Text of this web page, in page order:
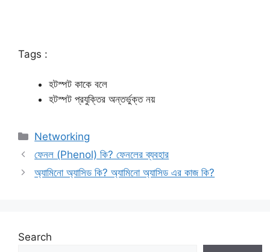
Tags :
হটস্পট কাকে বলে
হটস্পট প্রযুক্তির অন্তর্ভুক্ত নয়
Categories
Networking
ফেনল (Phenol) কি? ফেনলের ব্যবহার
অ্যামিনো অ্যাসিড কি? অ্যামিনো অ্যাসিড এর কাজ কি?
Search